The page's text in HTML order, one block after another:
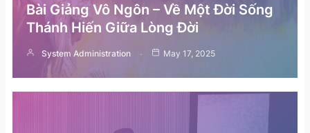
Bài Giảng Vô Ngôn – Về Một Đời Sống
Thánh Hiến Giữa Lòng Đời
System Administration May 17, 2025